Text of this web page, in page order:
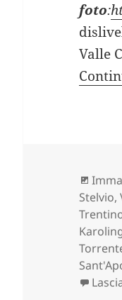
foto:
Valle
Stelvio,